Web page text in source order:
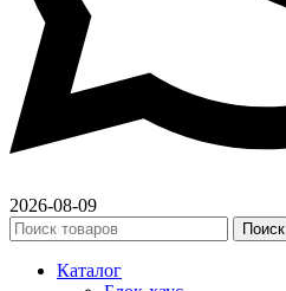
2026-08-09
Поиск
Каталог